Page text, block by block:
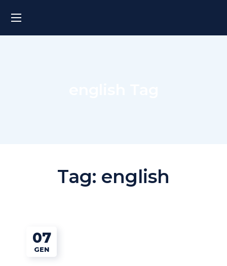
Tag: english
07
GEN